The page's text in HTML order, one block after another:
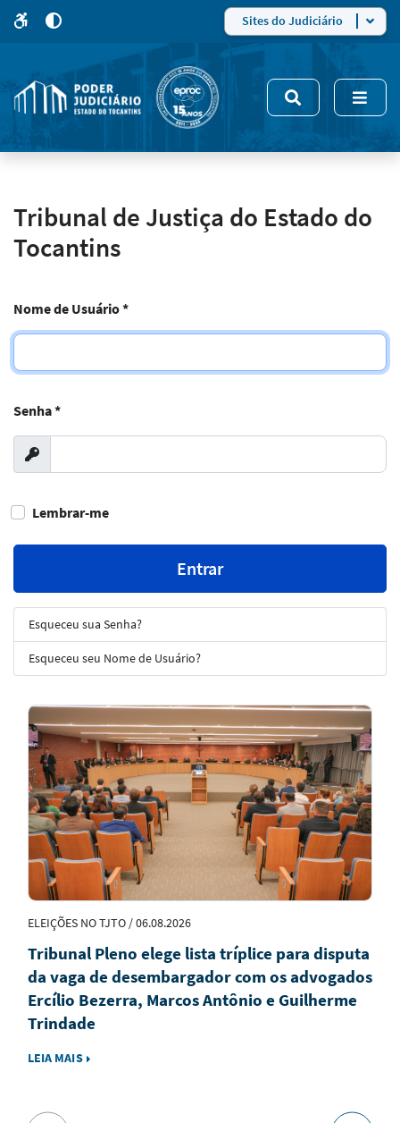
para
site
5
modo
de
alto
Sites do Judiciário
Tribunal de Justiça do Estado do
Tocantins
Nome de Usuário*
Senha*
Exibir
Lembrar-me
Entrar
Esqueceu sua Senha?
Esqueceu seu Nome de Usuário?
Notícias
em
Destaque
ELEIÇÕES NO TJTO / 06.08.2026
Tribunal Pleno elege lista tríplice para disputa
da vaga de desembargador com os advogados
Ercílio Bezerra, Marcos Antônio e Guilherme
Trindade
LEIA MAIS